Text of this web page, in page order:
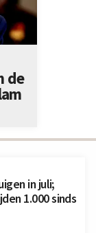
in juli;
1.000 sinds
de